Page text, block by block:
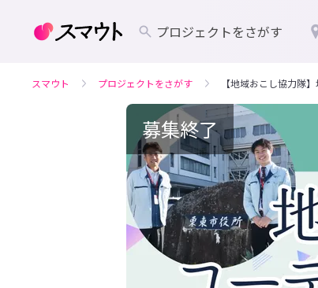
プロジェクトをさがす
スマウト プロジェクトをさがす 【地域おこし協力隊
募集終了